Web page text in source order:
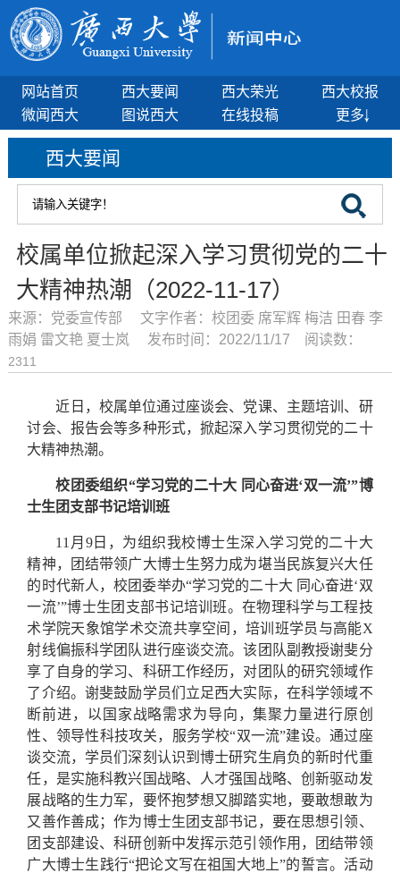
网站首页 西大要闻 西大荣光
西大校报
微闻西大
图说西大 在线投稿 更多
西大要闻
校属单位掀起深入学习贯彻党的二十
大精神热潮（2022-11-17）
来源：党委宣传部 文字作者：校团委 席军辉 梅洁 田春 李
雨娟 雷文艳 夏士岚 发布时间：2022/11/17 阅读数：
2311
近日，校属单位通过座谈会、党课、主题培训、研
讨会、报告会等多种形式，掀起深入学习贯彻党的二十
大精神热潮。
校团委组织“学习党的二十大 同心奋进‘双一流’”博
士生团支部书记培训班
11月9日，为组织我校博士生深入学习党的二十大
精神，团结带领广大博士生努力成为堪当民族复兴大任
的时代新人，校团委举办“学习党的二十大 同心奋进‘双
一流’”博士生团支部书记培训班。在物理科学与工程技
术学院天象馆学术交流共享空间，培训班学员与高能X
射线偏振科学团队进行座谈交流。该团队副教授谢斐分
享了自身的学习、科研工作经历，对团队的研究领域作
了介绍。谢斐鼓励学员们立足西大实际，在科学领域不
断前进，以国家战略需求为导向，集聚力量进行原创
性、领导性科技攻关，服务学校“双一流”建设。通过座
谈交流，学员们深刻认识到博士研究生肩负的新时代重
任，是实施科教兴国战略、人才强国战略、创新驱动发
展战略的生力军，要怀抱梦想又脚踏实地，要敢想敢为
又善作善成；作为博士生团支部书记，要在思想引领、
团支部建设、科研创新中发挥示范引领作用，团结带领
广大博士生践行“把论文写在祖国大地上”的誓言。活动